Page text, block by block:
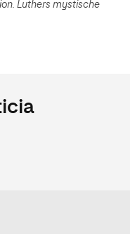
Luthers mystische